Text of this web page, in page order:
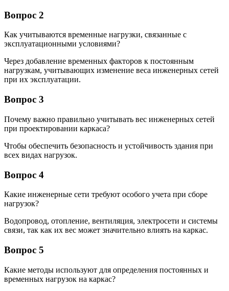
Вопрос 2
Как учитываются временные нагрузки, связанные с
эксплуатационными условиями?
Через добавление временных факторов к постоянным
нагрузкам, учитывающих изменение веса инженерных сетей
при их эксплуатации.
Вопрос 3
Почему важно правильно учитывать вес инженерных сетей
при проектировании каркаса?
Чтобы обеспечить безопасность и устойчивость здания при
всех видах нагрузок.
Вопрос 4
Какие инженерные сети требуют особого учета при сборе
нагрузок?
Водопровод, отопление, вентиляция, электросети и системы
связи, так как их вес может значительно влиять на каркас.
Вопрос 5
Какие методы используют для определения постоянных и
временных нагрузок на каркас?